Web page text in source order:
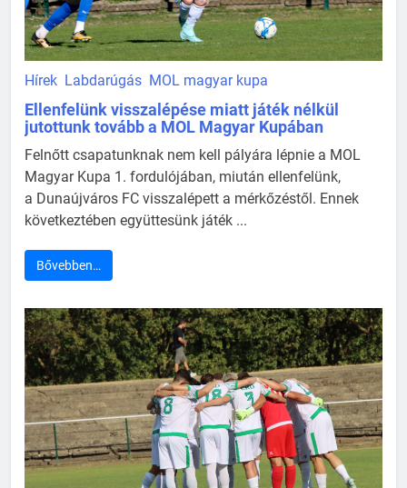
Hírek Labdarúgás MOL magyar kupa
Ellenfelünk visszalépése miatt játék nélkül
jutottunk tovább a MOL Magyar Kupában
Felnőtt csapatunknak nem kell pályára lépnie a MOL
Magyar Kupa 1. fordulójában, miután ellenfelünk,
a Dunaújváros FC visszalépett a mérkőzéstől. Ennek
következtében együttesünk játék ...
Bővebben…